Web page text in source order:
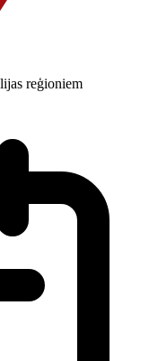
reģioniem